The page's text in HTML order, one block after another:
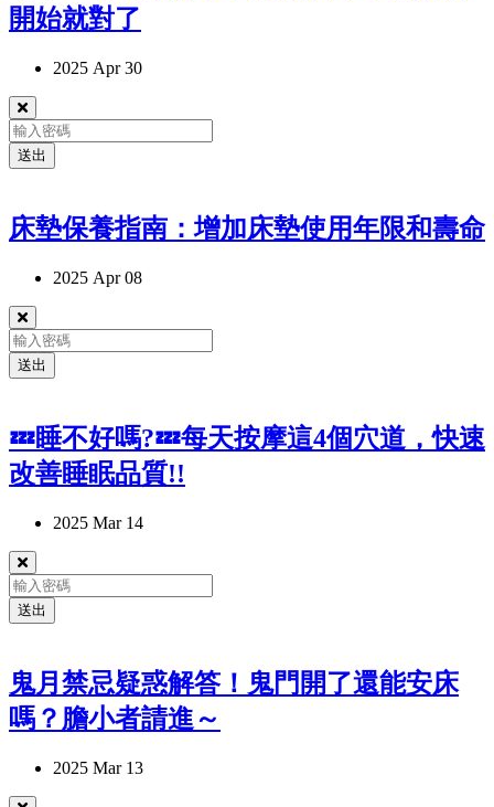
開始就對了
2025 Apr 30
送出
床墊保養指南：增加床墊使用年限和壽命
2025 Apr 08
送出
💤睡不好嗎?💤每天按摩這4個穴道，快速
改善睡眠品質!!
2025 Mar 14
送出
鬼月禁忌疑惑解答！鬼門開了還能安床
嗎？膽小者請進～
2025 Mar 13